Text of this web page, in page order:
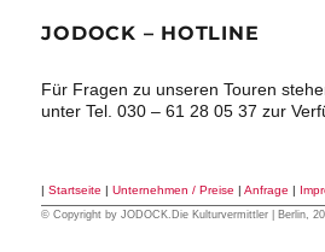
JODOCK – HOTLINE
Für Fragen zu unseren Touren
unter Tel. 030 – 61 28 05 37 zur
|Startseite |Unternehmen / Preise |Anfrage |
© Copyright byJODOCK.Die Kulturvermittler | Berlin,